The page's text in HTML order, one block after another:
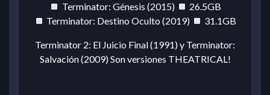
Terminator: Génesis (2015)
26.5GB
Terminator: Destino Oculto (2019)
31.1GB
Terminator 2: El Juicio Final (1991) y Terminator:
Salvación (2009) Son versiones THEATRICAL!